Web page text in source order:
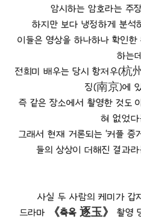
암시하는 암호라는 주
하지만 보다 냉정하게 분석
이들은 영상을 하나하나 확인
하는
전희미 배우는 당시 항저우(杭
징(南京)에
즉 같은 장소에서 촬영한 것도
혀 없었다
그래서 현재 거론되는 '커플 증
들의 상상이 더해진 결과
사실 두 사람의 케미가 갑
드라마
《축옥 逐玉》
촬영